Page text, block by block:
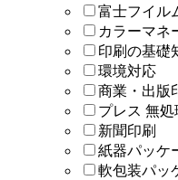
富士フイル
カラーマネ
印刷の基礎
環境対応
商業・出版
プレス 無処
新聞印刷
紙器パッケ
軟包装パッ